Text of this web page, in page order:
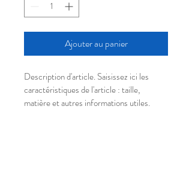
Ajouter au panier
Description d'article. Saisissez ici les
caractéristiques de l'article : taille,
matière et autres informations utiles.